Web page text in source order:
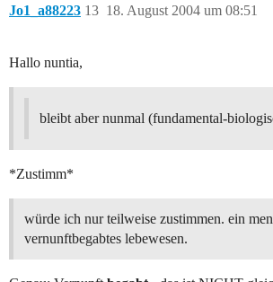
Jo1_a88223 18. August 2004 um 08:51
13
Hallo nuntia,
bleibt aber nunmal (fundamental-
*Zustimm*
würde ich nur teilweise zustimmen. ein
vernunftbegabtes lebewesen.